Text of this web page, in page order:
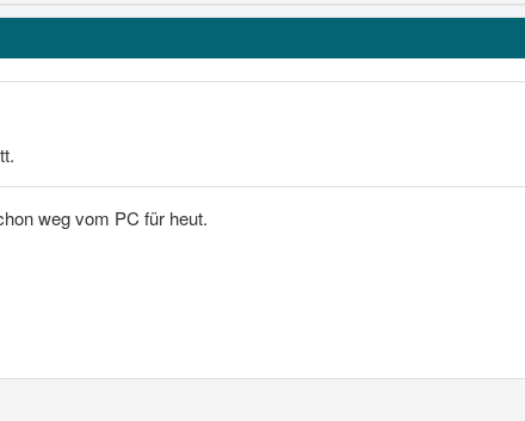
weg vom PC für heut.